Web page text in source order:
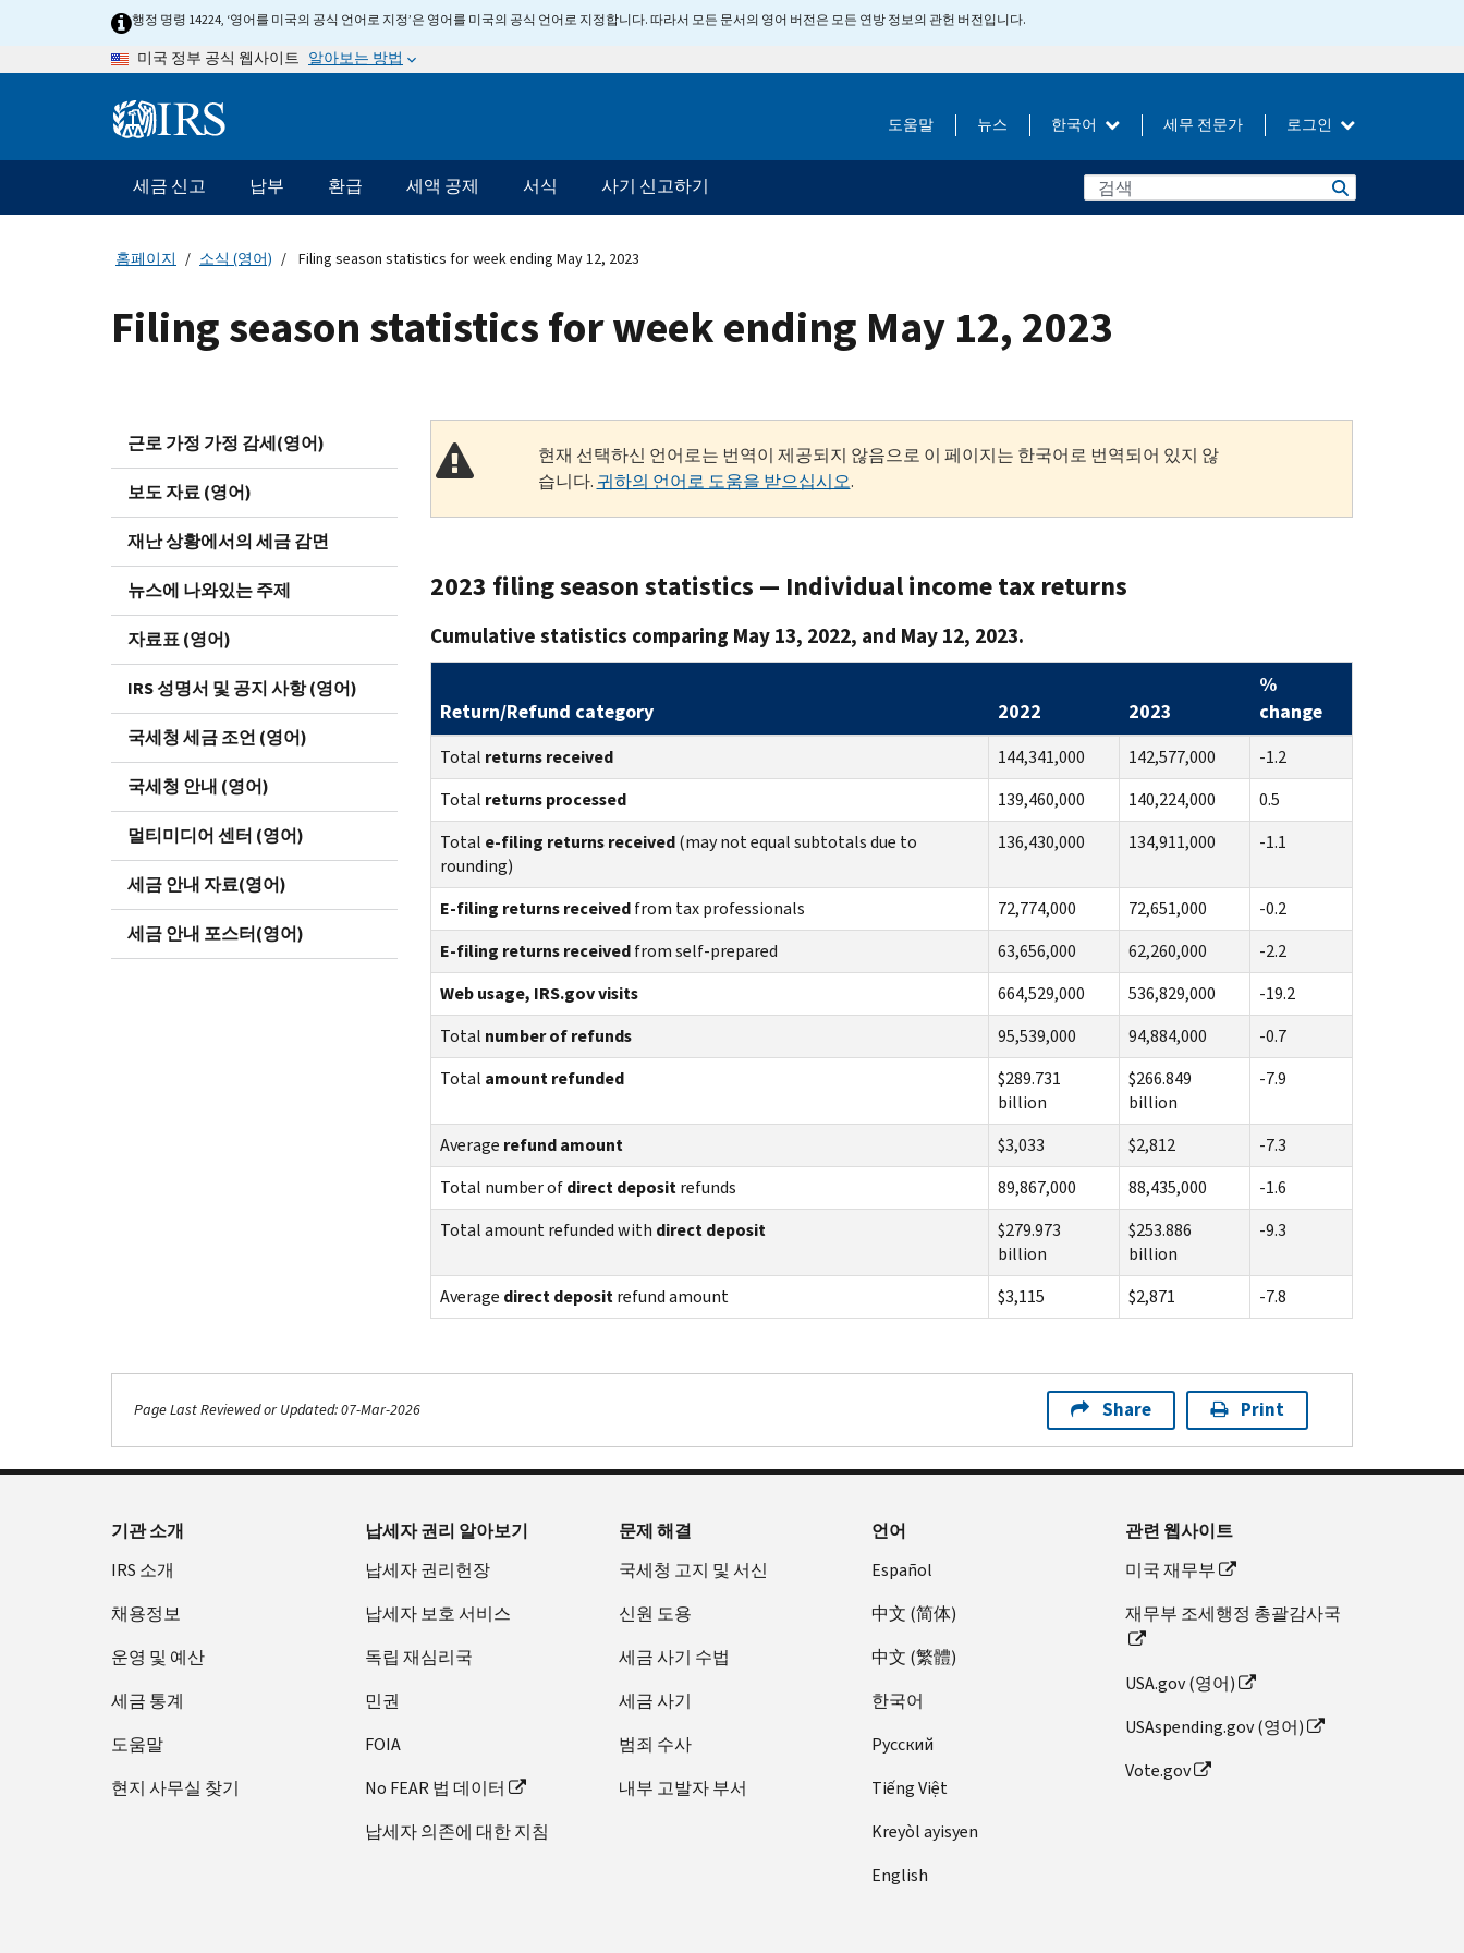
행정 명령 14224, ‘영어를 미국의 공식 언어로 지정’은 영어를 미국의 공식 언어로 지정합니다. 따라서 모든 문서의 영어 버전은 모든 연방 정보의 관헌 버전입니다.
미국 정부 공식 웹사이트 알아보는 방법
Information 도움말 뉴스 한국어 세무 전문가 로그인
메
인
네
게
이
세금 신고 납부 환급 세액 공제 서식 사기 신고하기
홈페이지 소식 (영어) Filing season statistics for week ending May 12, 2023
Filing season statistics for week ending May 12, 2023
근로 가정 가정 감세(영어)
보도 자료 (영어)
재난 상황에서의 세금 감면
뉴스에 나와있는 주제
자료표 (영어)
IRS 성명서 및 공지 사항 (영어)
국세청 세금 조언 (영어)
국세청 안내 (영어)
멀티미디어 센터 (영어)
세금 안내 자료(영어)
세금 안내 포스터(영어)
현재 선택하신 언어로는 번역이 제공되지 않음으로 이 페이지는 한국어로 번역되어 있지 않
습니다. 귀하의 언어로 도움을 받으십시오.
2023 filing season statistics — Individual income tax returns
Cumulative statistics comparing May 13, 2022, and May 12, 2023.
Return/Refund category 2022 2023
%
change
Total returns received 144,341,000 142,577,000
-1.2
Total returns processed 139,460,000 140,224,000
0.5
Total e-filing returns received(may not equal subtotals due to
rounding)
136,430,000 134,911,000 -1.1
E-filing returns receivedfrom tax professionals 72,774,000 72,651,000
-0.2
E-filing returns receivedfrom self-prepared 63,656,000 62,260,000
-2.2
Web usage, IRS.gov visits
664,529,000 536,829,000
-19.2
Total number of refunds 95,539,000 94,884,000
-0.7
Total amount refunded
$289.731
billion
$266.849
billion
-7.9
Average refund amount $3,033 $2,812
-7.3
Total number ofdirect depositrefunds 89,867,000 88,435,000
-1.6
Total amount refunded with direct deposit
$279.973
billion
$253.886
billion
-9.3
Average direct depositrefund amount $3,115 $2,871 -7.8
Page Last Reviewed or Updated: 07-Mar-2026 Share Print
기관 소개
IRS 소개
채용정보
운영 및 예산
세금 통계
도움말
현지 사무실 찾기
납세자 권리 알아보기
납세자 권리헌장
납세자 보호 서비스
독립 재심리국
민권
FOIA
No FEAR 법 데이터
납세자 의존에 대한 지침
문제 해결
국세청 고지 및 서신
신원 도용
세금 사기 수법
세금 사기
범죄 수사
내부 고발자 부서
언어
Español
中文 (简体)
中文 (繁體)
한국어
Pусский
Tiếng Việt
Kreyòl ayisyen
English
관련 웹사이트
미국 재무부
재무부 조세행정 총괄감사국
USA.gov (영어)
USAspending.gov (영어)
Vote.gov